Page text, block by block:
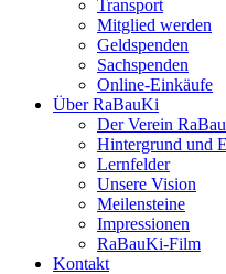
Transport
Mitglied werden
Geldspenden
Sachspenden
Online-Einkäufe
Über RaBauKi
Der Verein
Hintergrund und
Lernfelder
Unsere Vision
Meilensteine
Impressionen
RaBauKi-Film
Kontakt